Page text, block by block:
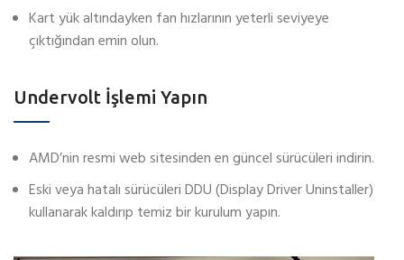
Kart yük altındayken fan hızlarının yeterli seviyeye
çıktığından emin olun.
Undervolt İşlemi Yapın
AMD’nin resmi web sitesinden en güncel sürücüleri indirin.
Eski veya hatalı sürücüleri DDU (Display Driver Uninstaller)
kullanarak kaldırıp temiz bir kurulum yapın.